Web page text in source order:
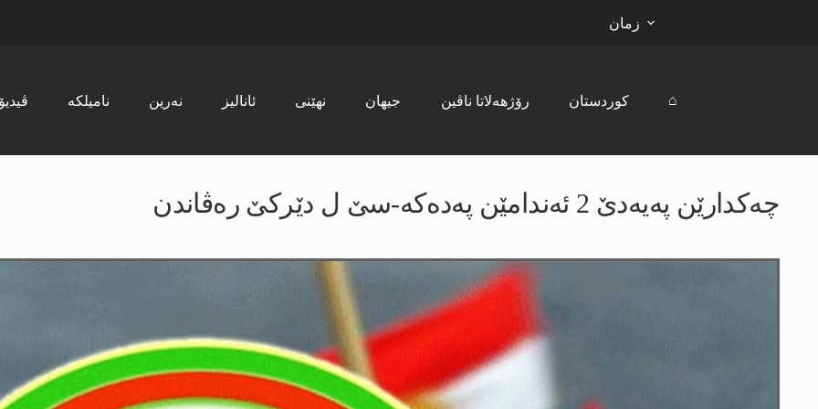
زمان
ڤیدیۆ نامیلکە نەرین ئانالیز نھێنی جیھان رۆژھەلاتا ناڤین کوردستان ⌂
چەکدارێن پەیەدێ 2 ئەندامێن پەدەکە-سێ ل دێرکێ رەڤاندن